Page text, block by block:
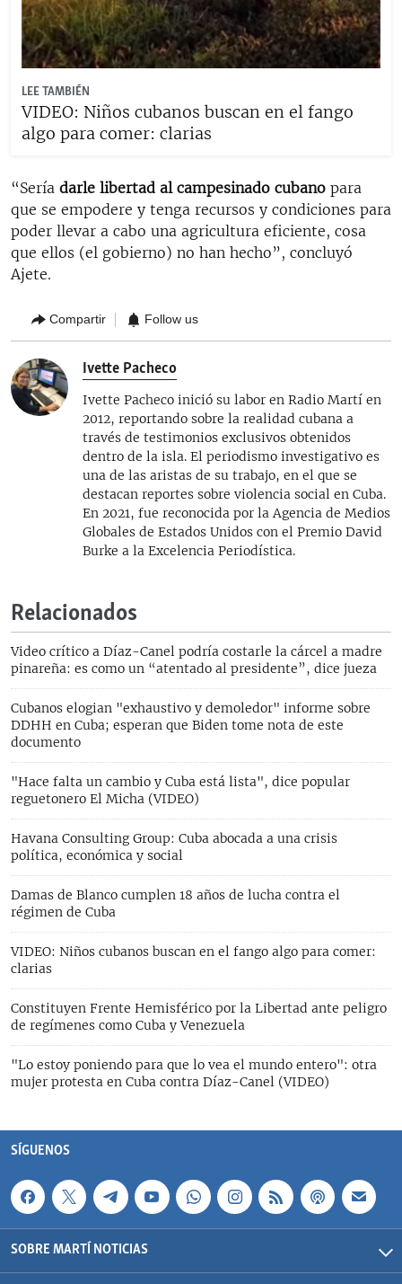
LEE TAMBIÉN
VIDEO: Niños cubanos buscan en el fango
algo para comer: clarias
“Sería darle libertad al campesinado cubano para
que se empodere y tenga recursos y condiciones para
poder llevar a cabo una agricultura eficiente, cosa
que ellos (el gobierno) no han hecho”, concluyó
Ajete.
Compartir Follow us
Ivette Pacheco
Ivette Pacheco inició su labor en Radio Martí en
2012, reportando sobre la realidad cubana a
través de testimonios exclusivos obtenidos
dentro de la isla. El periodismo investigativo es
una de las aristas de su trabajo, en el que se
destacan reportes sobre violencia social en Cuba.
En 2021, fue reconocida por la Agencia de Medios
Globales de Estados Unidos con el Premio David
Burke a la Excelencia Periodística.
Relacionados
Video crítico a Díaz-Canel podría costarle la cárcel a madre
pinareña: es como un “atentado al presidente”, dice jueza
Cubanos elogian "exhaustivo y demoledor" informe sobre
DDHH en Cuba; esperan que Biden tome nota de este
documento
"Hace falta un cambio y Cuba está lista", dice popular
reguetonero El Micha (VIDEO)
Havana Consulting Group: Cuba abocada a una crisis
política, económica y social
Damas de Blanco cumplen 18 años de lucha contra el
régimen de Cuba
VIDEO: Niños cubanos buscan en el fango algo para comer:
clarias
Constituyen Frente Hemisférico por la Libertad ante peligro
de regímenes como Cuba y Venezuela
"Lo estoy poniendo para que lo vea el mundo entero": otra
mujer protesta en Cuba contra Díaz-Canel (VIDEO)
SÍGUENOS
SOBRE MARTÍ NOTICIAS